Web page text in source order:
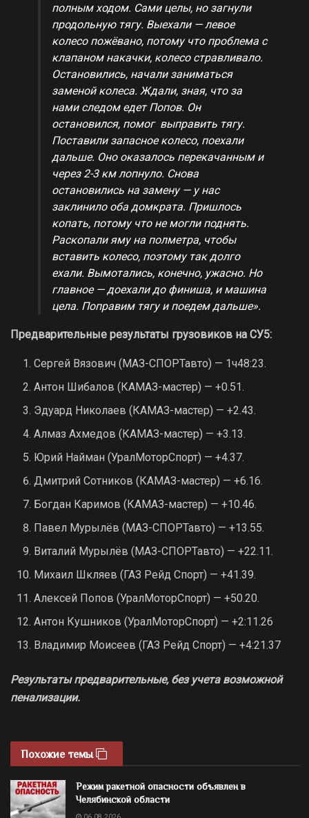
полным ходом. Сами целы, но загнули
продольную тягу. Выехали — левое
колесо пожёвано, потому что проблема с
клапаном накачки, колесо стравливало.
Остановились, начали заниматься
заменой колеса. Ждали, зная, что за
нами следом едет Попов. Он
остановился, помог выправить тягу.
Поставили запасное колесо, поехали
дальше. Оно оказалось перекачанным и
через 2-3 км лопнуло. Снова
остановились на замену — у нас
заклинило оба домкрата. Пришлось
копать, потому что не могли поднять.
Раскопали яму на полметра, чтобы
вставить колесо, поэтому так долго
ехали. Вымотались, конечно, ужасно. Но
главное — доехали до финиша, и машина
цела. Поправим тягу и поедем дальше».
Предварительные результаты грузовиков на СУ5:
Сергей Вязович (МАЗ-СПОРТавто) — 1ч48:23.
Антон Шибалов (КАМАЗ-мастер) — +0.51.
Эдуард Николаев (КАМАЗ-мастер) — +2.43.
Алмаз Ахмедов (КАМАЗ-мастер) — +3.13.
Юрий Найман (УралМоторСпорт) — +4.37.
Дмитрий Сотников (КАМАЗ-мастер) — +6.16.
Богдан Каримов (КАМАЗ-мастер) — +10.46.
Павел Мурылёв (МАЗ-СПОРТавто) — +13.55.
Виталий Мурылёв (МАЗ-СПОРТавто) — +22.11.
Михаил Шкляев (ГАЗ Рейд Спорт) — +41.39.
Алексей Попов (УралМоторСпорт) — +50.20.
Антон Кушников (УралМоторСпорт) — +2:11.26
Владимир Моисеев (ГАЗ Рейд Спорт) — +4:21.37
Результаты предварительные, без учета возможной
пенализации.
Похожие темы
Режим ракетной опасности объявлен в
Челябинской области